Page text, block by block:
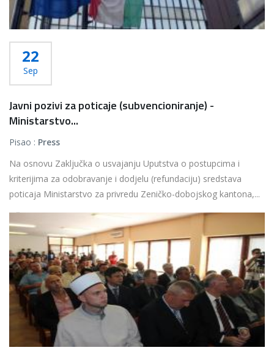
22
Sep
Javni pozivi za poticaje (subvencioniranje) -
Ministarstvo...
Pisao : Press
Na osnovu Zaključka o usvajanju Uputstva o postupcima i
kriterijima za odobravanje i dodjelu (refundaciju) sredstava
poticaja Ministarstvo za privredu Zeničko-dobojskog kantona,...
Više...